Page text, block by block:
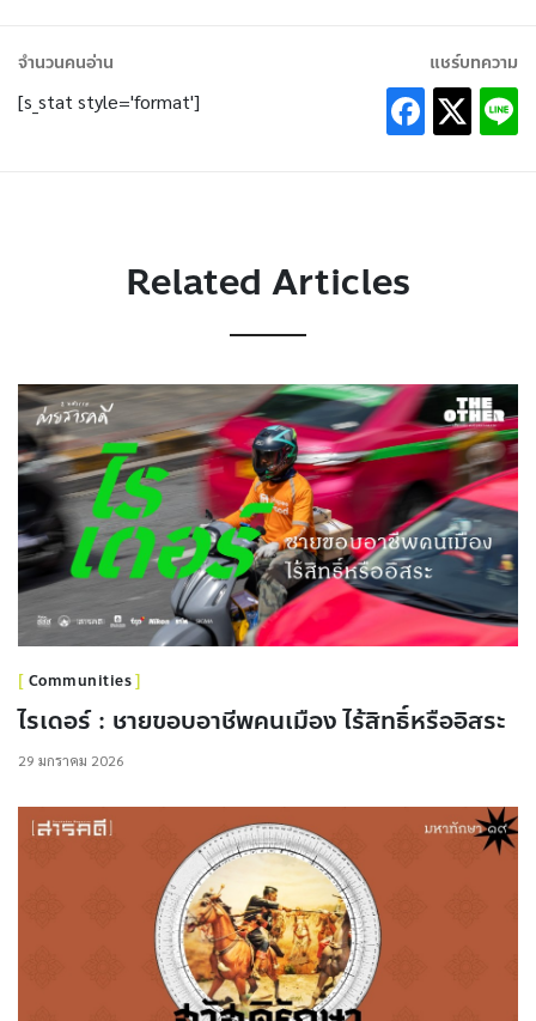
จำนวนคนอ่าน
[s_stat style='format']
แชร์บทความ
Related Articles
Communities
ไรเดอร์ : ชายขอบอาชีพคนเมือง ไร้สิทธิ์หรืออิสระ
29 มกราคม 2026